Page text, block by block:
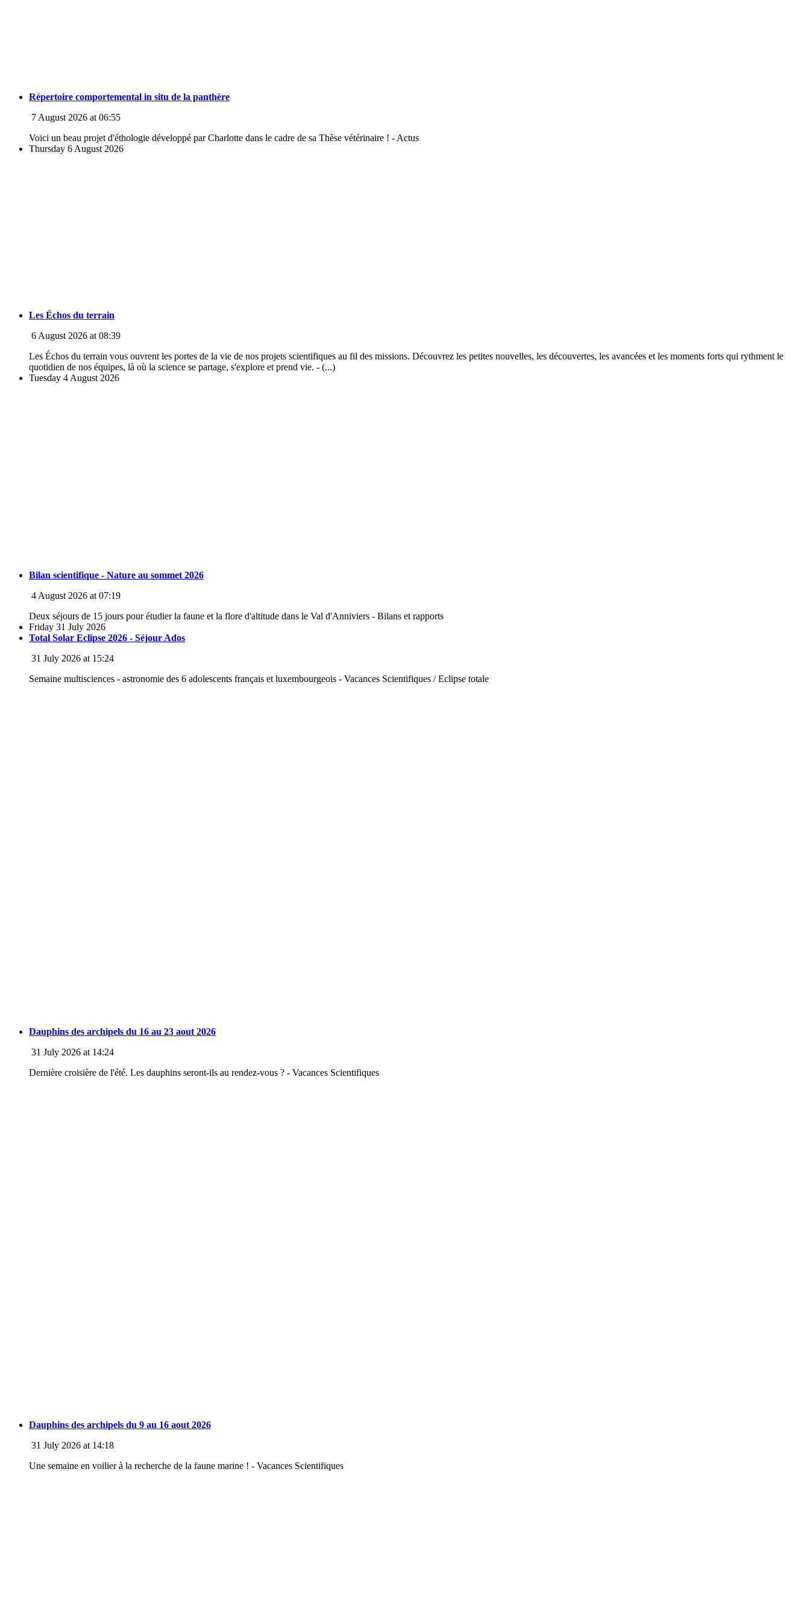
Répertoire comportemental in situ de la panthère
7 August 2026 at 06:55
Voici un beau projet d'éthologie développé par Charlotte dans le cadre de sa Thèse vétérinaire ! - Actus
Thursday 6 August 2026
Les Échos du terrain
6 August 2026 at 08:39
Les Échos du terrain vous ouvrent les portes de la vie de nos projets scientifiques au fil des missions. Découvrez les petites nouvelles, les découvertes, les avancées et les moments forts qui rythment le
quotidien de nos équipes, là où la science se partage, s'explore et prend vie. - (...)
Tuesday 4 August 2026
Bilan scientifique - Nature au sommet 2026
4 August 2026 at 07:19
Deux séjours de 15 jours pour étudier la faune et la flore d'altitude dans le Val d'Anniviers - Bilans et rapports
Friday 31 July 2026
Total Solar Eclipse 2026 - Séjour Ados
31 July 2026 at 15:24
Semaine multisciences - astronomie des 6 adolescents français et luxembourgeois - Vacances Scientifiques / Eclipse totale
Dauphins des archipels du 16 au 23 aout 2026
31 July 2026 at 14:24
Dernière croisière de l'été. Les dauphins seront-ils au rendez-vous ? - Vacances Scientifiques
Dauphins des archipels du 9 au 16 aout 2026
31 July 2026 at 14:18
Une semaine en voilier à la recherche de la faune marine ! - Vacances Scientifiques